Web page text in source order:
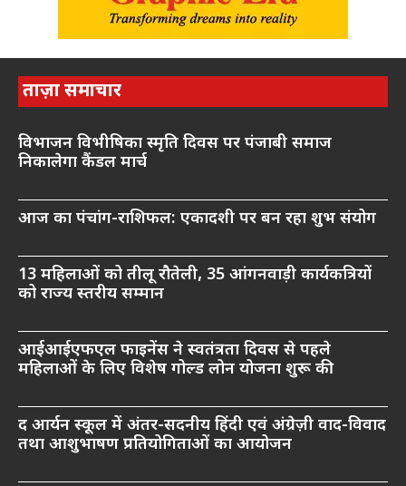
ताज़ा समाचार
विभाजन विभीषिका स्मृति दिवस पर पंजाबी समाज
निकालेगा कैंडल मार्च
आज का पंचांग-राशिफल: एकादशी पर बन रहा शुभ संयोग
13 महिलाओं को तीलू रौतेली, 35 आंगनवाड़ी कार्यकत्रियों
को राज्य स्तरीय सम्मान
आईआईएफएल फाइनेंस ने स्वतंत्रता दिवस से पहले
महिलाओं के लिए विशेष गोल्ड लोन योजना शुरू की
द आर्यन स्कूल में अंतर-सदनीय हिंदी एवं अंग्रेज़ी वाद-विवाद
तथा आशुभाषण प्रतियोगिताओं का आयोजन